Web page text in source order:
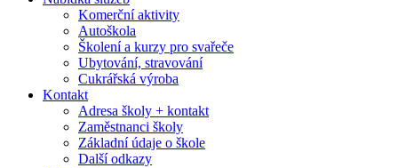
Komerční aktivity
Autoškola
Školení a kurzy pro svařeče
Ubytování, stravování
Cukrářská výroba
Kontakt
Adresa školy + kontakt
Zaměstnanci školy
Základní údaje o škole
Další odkazy